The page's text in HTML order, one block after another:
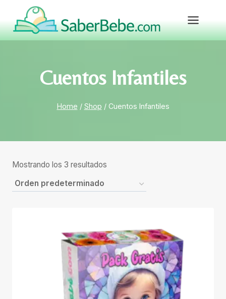
content
Cuentos Infantiles
Home / Shop / Cuentos Infantiles
Mostrando los 3 resultados